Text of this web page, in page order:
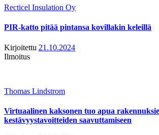
Recticel Insulation Oy
PIR-katto pitää pintansa kovillakin keleillä
Kirjoitettu 21.10.2024
Ilmoitus
Thomas Lindstrom
Virtuaalinen kaksonen tuo apua
kestävyystavoitteiden saavuttamiseen